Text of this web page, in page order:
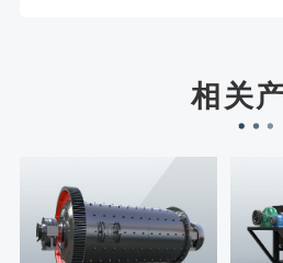
王先生183****6078刚
相关